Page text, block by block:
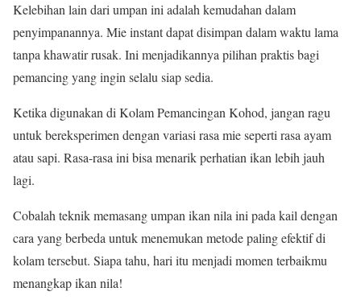
Kelebihan lain dari umpan ini adalah kemudahan dalam
penyimpanannya. Mie instant dapat disimpan dalam waktu lama
tanpa khawatir rusak. Ini menjadikannya pilihan praktis bagi
pemancing yang ingin selalu siap sedia.
Ketika digunakan di Kolam Pemancingan Kohod, jangan ragu
untuk bereksperimen dengan variasi rasa mie seperti rasa ayam
atau sapi. Rasa-rasa ini bisa menarik perhatian ikan lebih jauh
lagi.
Cobalah teknik memasang umpan ikan nila ini pada kail dengan
cara yang berbeda untuk menemukan metode paling efektif di
kolam tersebut. Siapa tahu, hari itu menjadi momen terbaikmu
menangkap ikan nila!